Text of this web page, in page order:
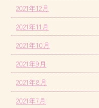
2021年12月
2021年11月
2021年10月
2021年9月
2021年8月
2021年7月